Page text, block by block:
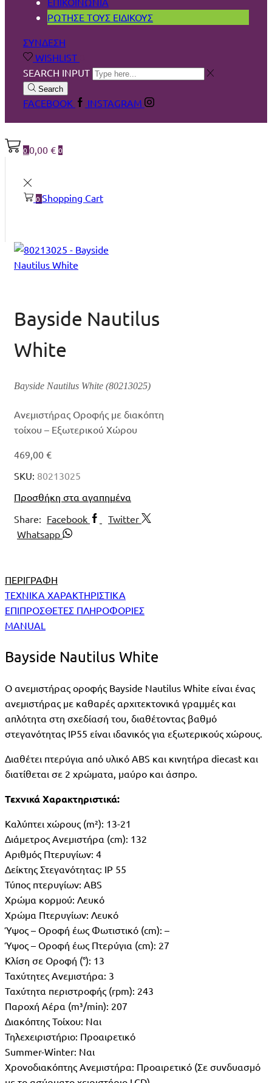
ΡΩΤΗΣΕ ΤΟΥΣ ΕΙΔΙΚΟΥΣ
ΣΥΝΔΕΣΗ
WISHLIST
SEARCH INPUT
Search
FACEBOOK INSTAGRAM
00,00 € 0
0Shopping Cart
Bayside Nautilus
White
Bayside Nautilus White (80213025)
Ανεμιστήρας Οροφής με διακόπτη
τοίχου – Εξωτερικού Χώρου
469,00 €
SKU: 80213025
Προσθήκη στα αγαπημένα
Share: Facebook
Twitter
Whatsapp
ΠΕΡΙΓΡΑΦΉ
ΤΕΧΝΙΚΑ ΧΑΡΑΚΤΗΡΙΣΤΙΚΑ
ΕΠΙΠΡΟΣΘΕΤΕΣ ΠΛΗΡΟΦΟΡΙΕΣ
MANUAL
Bayside Nautilus White
Ο ανεμιστήρας οροφής Bayside Nautilus White είναι ένας
ανεμιστήρας με καθαρές αρχιτεκτονικά γραμμές και
απλότητα στη σχεδίασή του, διαθέτοντας βαθμό
στεγανότητας IP55 είναι ιδανικός για εξωτερικούς χώρους.
Διαθέτει πτερύγια από υλικό ABS και κινητήρα diecast και
διατίθεται σε 2 χρώματα, μαύρο και άσπρο.
Τεχνικά Χαρακτηριστικά:
Καλύπτει χώρους (m²): 13-21
Διάμετρος Ανεμιστήρα (cm): 132
Αριθμός Πτερυγίων: 4
Δείκτης Στεγανότητας: IP 55
Τύπος πτερυγίων: ABS
Χρώμα κορμού: Λευκό
Χρώμα Πτερυγίων: Λευκό
Ύψος – Οροφή έως Φωτιστικό (cm): –
Ύψος – Οροφή έως Πτερύγια (cm): 27
Κλίση σε Οροφή (°): 13
Ταχύτητες Ανεμιστήρα: 3
Ταχύτητα περιστροφής (rpm): 243
Παροχή Αέρα (m³/min): 207
Διακόπτης Τοίχου: Ναι
Τηλεχειριστήριο: Προαιρετικό
Summer-Winter: Ναι
Χρονοδιακόπτης Ανεμιστήρα: Προαιρετικό (Σε συνδυασμό